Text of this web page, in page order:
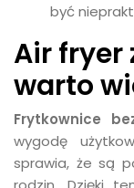
być
Air fryer
warto
Frytkownice
wygodę
sprawia, że są